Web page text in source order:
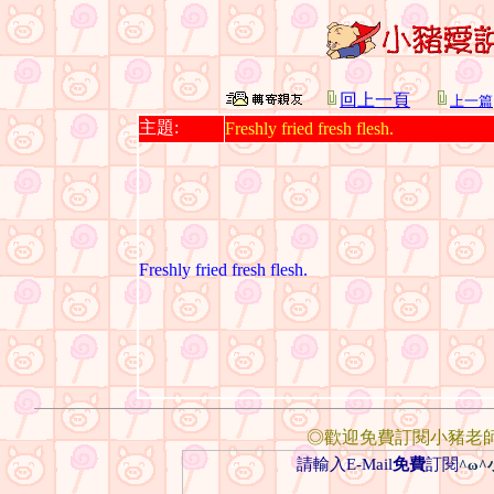
回上一頁 上一篇
主題: Freshly fried fresh flesh.
Freshly fried fresh flesh.
◎歡迎免費訂閱小豬老
請輸入E-Mail免費訂閱^ω^